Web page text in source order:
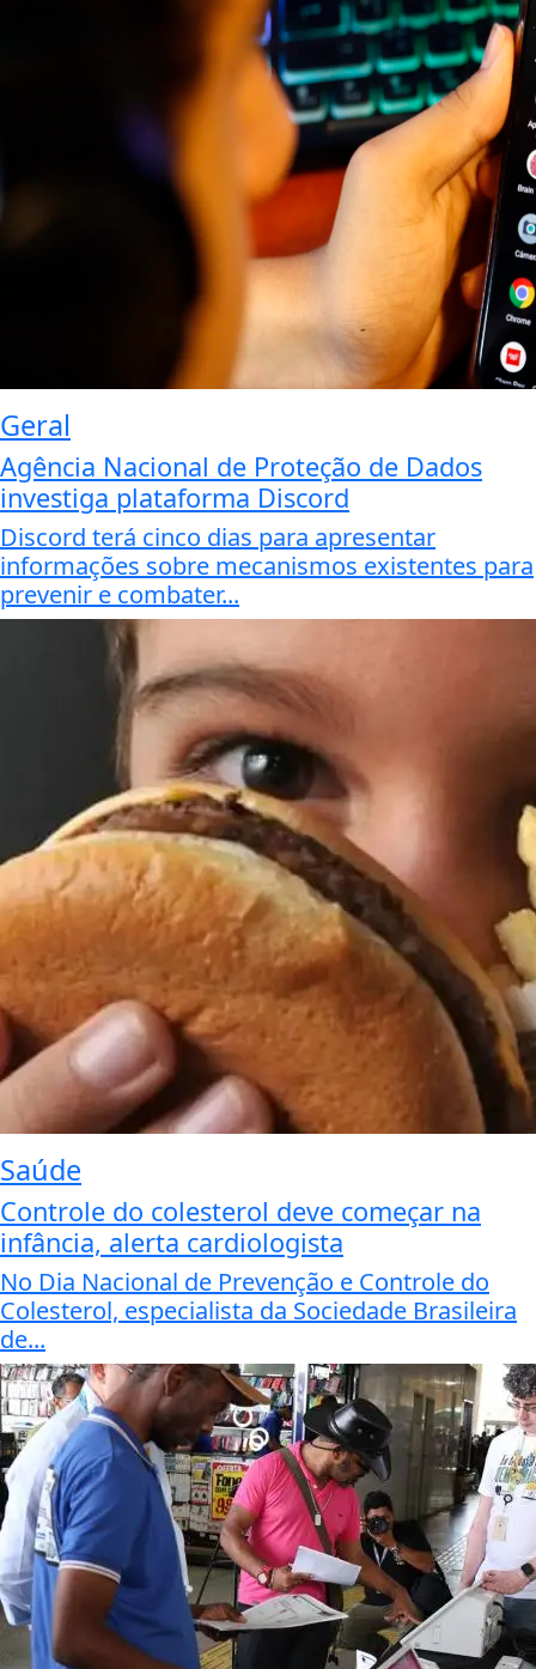
Geral
Agência Nacional de Proteção de Dados
investiga plataforma Discord
Discord terá cinco dias para apresentar
informações sobre mecanismos existentes para
prevenir e combater...
Saúde
Controle do colesterol deve começar na
infância, alerta cardiologista
No Dia Nacional de Prevenção e Controle do
Colesterol, especialista da Sociedade Brasileira
de...